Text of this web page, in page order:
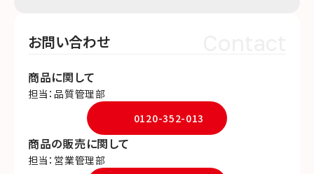
お問い合わせ
商品に関して
担当：品質管理部
0120-352-013
商品の販売に関して
担当：営業管理部